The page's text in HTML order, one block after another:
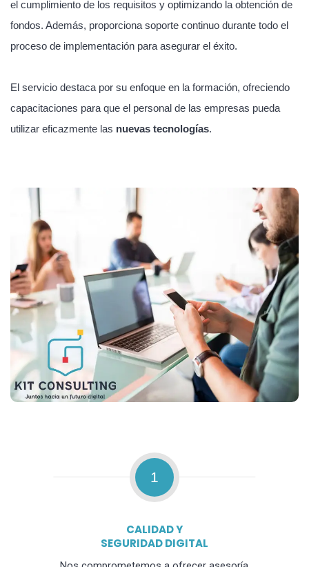
el cumplimiento de los requisitos y optimizando la obtención de
fondos. Además, proporciona soporte continuo durante todo el
proceso de implementación para asegurar el éxito.
El servicio destaca por su enfoque en la formación, ofreciendo
capacitaciones para que el personal de las empresas pueda
utilizar eficazmente las nuevas tecnologías.
1
CALIDAD Y
SEGURIDAD DIGITAL